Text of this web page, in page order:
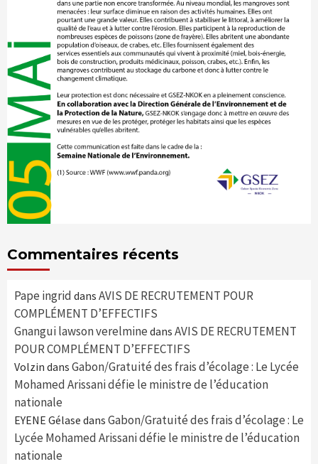
Commentaires récents
Pape ingrid dans AVIS DE RECRUTEMENT POUR
COMPLÉMENT D’EFFECTIFS
Gnangui lawson verelmine dans AVIS DE RECRUTEMENT
POUR COMPLÉMENT D’EFFECTIFS
Volzin dans Gabon/Gratuité des frais d’écolage : Le Lycée
Mohamed Arissani défie le ministre de l’éducation
nationale
EYENE Gélase dans Gabon/Gratuité des frais d’écolage : Le
Lycée Mohamed Arissani défie le ministre de l’éducation
nationale